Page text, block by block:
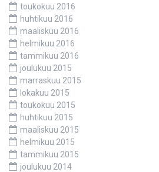
toukokuu 2016
huhtikuu 2016
maaliskuu 2016
helmikuu 2016
tammikuu 2016
joulukuu 2015
marraskuu 2015
lokakuu 2015
toukokuu 2015
huhtikuu 2015
maaliskuu 2015
helmikuu 2015
tammikuu 2015
joulukuu 2014